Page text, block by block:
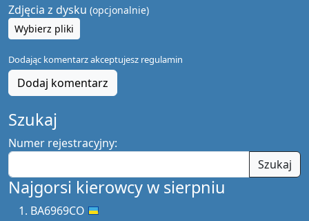
Zdjęcia z dysku (opcjonalnie)
Wybierz pliki
Dodając komentarz akceptujesz regulamin
Dodaj komentarz
Szukaj
Numer rejestracyjny:
Szukaj
Najgorsi kierowcy w sierpniu
BA6969CO